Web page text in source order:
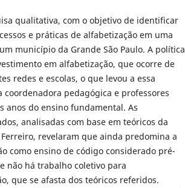
qualitativa, com o objetivo de identificar
e práticas de alfabetização em uma
município da Grande São Paulo. A política
em alfabetização, que ocorre de
redes e escolas, o que levou a essa
coordenadora pedagógica e professores
anos do ensino fundamental. As
analisadas com base em teóricos da
revelaram que ainda predomina a
como ensino de código considerado pré-
não há trabalho coletivo para
que se afasta dos teóricos referidos.